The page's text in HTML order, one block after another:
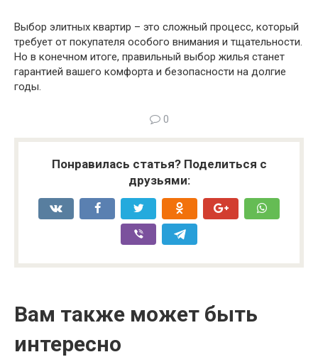
Выбор элитных квартир – это сложный процесс, который
требует от покупателя особого внимания и тщательности.
Но в конечном итоге, правильный выбор жилья станет
гарантией вашего комфорта и безопасности на долгие
годы.
0
Понравилась статья? Поделиться с
друзьями:
Вам также может быть
интересно